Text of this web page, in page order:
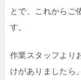
とで、これからご
す。
作業スタッフより
けがありましたら